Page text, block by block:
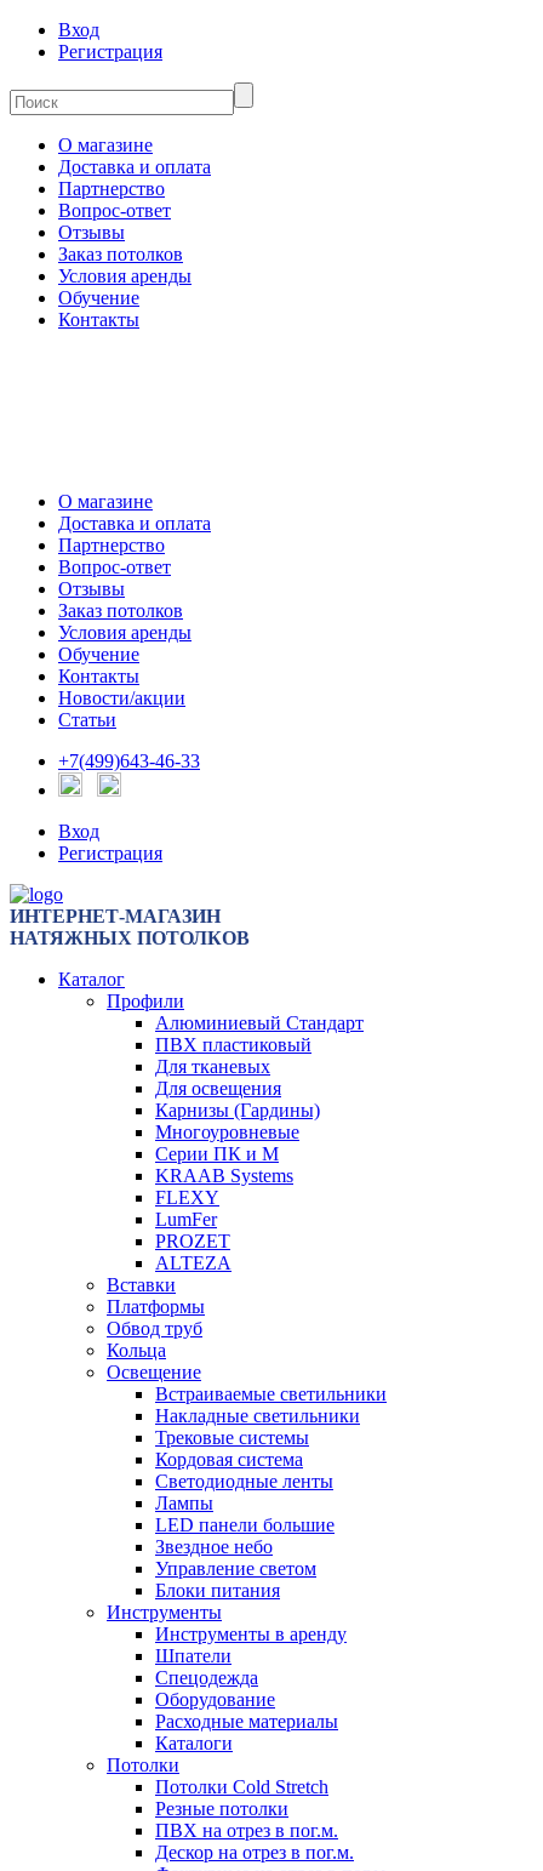
Вход
Регистрация
О магазине
Доставка и оплата
Партнерство
Вопрос-ответ
Отзывы
Заказ потолков
Условия аренды
Обучение
Контакты
О магазине
Доставка и оплата
Партнерство
Вопрос-ответ
Отзывы
Заказ потолков
Условия аренды
Обучение
Контакты
Новости/акции
Статьи
+7(499)643-46-33
Вход
Регистрация
ИНТЕРНЕТ-МАГАЗИН
НАТЯЖНЫХ ПОТОЛКОВ
Каталог
Профили
Алюминиевый Стандарт
ПВХ пластиковый
Для тканевых
Для освещения
Карнизы (Гардины)
Многоуровневые
Серии ПК и М
KRAAB Systems
FLEXY
LumFer
PROZET
ALTEZA
Вставки
Платформы
Обвод труб
Кольца
Освещение
Встраиваемые светильники
Накладные светильники
Трековые системы
Кордовая система
Светодиодные ленты
Лампы
LED панели большие
Звездное небо
Управление светом
Блоки питания
Инструменты
Инструменты в аренду
Шпатели
Спецодежда
Оборудование
Расходные материалы
Каталоги
Потолки
Потолки Cold Stretch
Резные потолки
ПВХ на отрез в пог.м.
Дескор на отрез в пог.м.